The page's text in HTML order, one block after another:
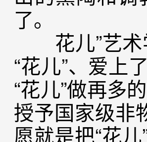
了。
花儿”艺术
“花儿”、爱上
“花儿”做再多
授予国家级非
愿就是把“花